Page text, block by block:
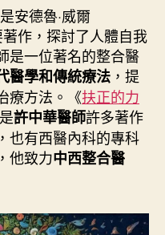
佈 安德魯·威爾
著作，探討了人體自我
是一位著名的整合醫
醫學和傳統療法 ，提
療方法。《扶正的力
許中華醫師許多著作
也有西醫內科的專科
他致力中西整合醫